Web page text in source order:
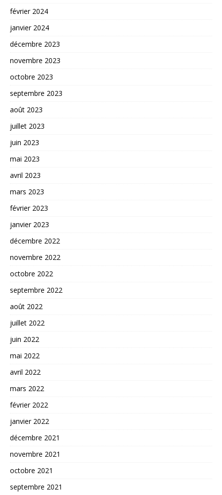
février 2024
janvier 2024
décembre 2023
novembre 2023
octobre 2023
septembre 2023
août 2023
juillet 2023
juin 2023
mai 2023
avril 2023
mars 2023
février 2023
janvier 2023
décembre 2022
novembre 2022
octobre 2022
septembre 2022
août 2022
juillet 2022
juin 2022
mai 2022
avril 2022
mars 2022
février 2022
janvier 2022
décembre 2021
novembre 2021
octobre 2021
septembre 2021